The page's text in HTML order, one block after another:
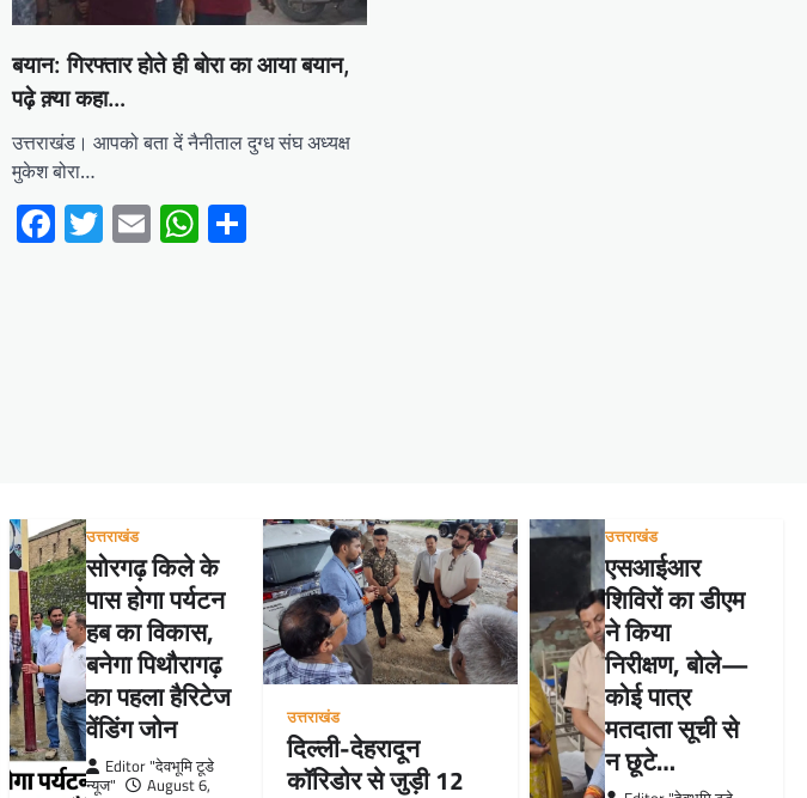
बयान: गिरफ्तार होते ही बोरा का आया बयान,
पढ़े क़्या कहा…
उत्तराखंड। आपको बता दें नैनीताल दुग्ध संघ अध्यक्ष
मुकेश बोरा…
Facebook
Twitter
EmailWhatsApp
Share
उत्तराखंड
सोरगढ़ किले के
पास होगा पर्यटन
हब का विकास,
बनेगा पिथौरागढ़
का पहला हैरिटेज
वेंडिंग जोन
Editor "देवभूमि टूडे
न्यूज"
August 6,
उत्तराखंड
दिल्ली-देहरादून
कॉरिडोर से जुड़ी 12
उत्तराखंड
एसआईआर
शिविरों का डीएम
ने किया
निरीक्षण, बोले—
कोई पात्र
मतदाता सूची से
न छूटे…